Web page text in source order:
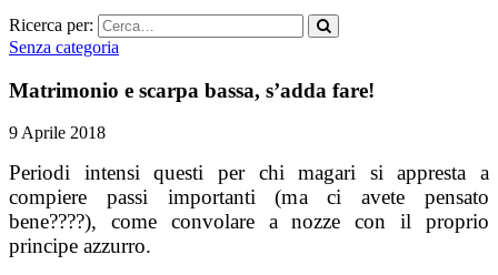
Ricerca per:
Senza categoria
Matrimonio e scarpa bassa, s’adda fare!
9 Aprile 2018
Periodi intensi questi per chi magari si appresta a
compiere passi importanti (ma ci avete pensato
bene????), come convolare a nozze con il proprio
principe azzurro.